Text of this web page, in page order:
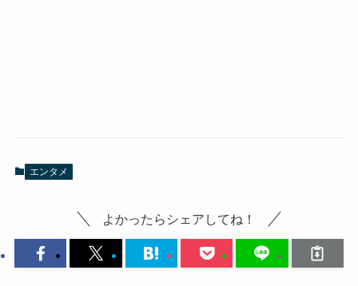
エンタメ
よかったらシェアしてね！